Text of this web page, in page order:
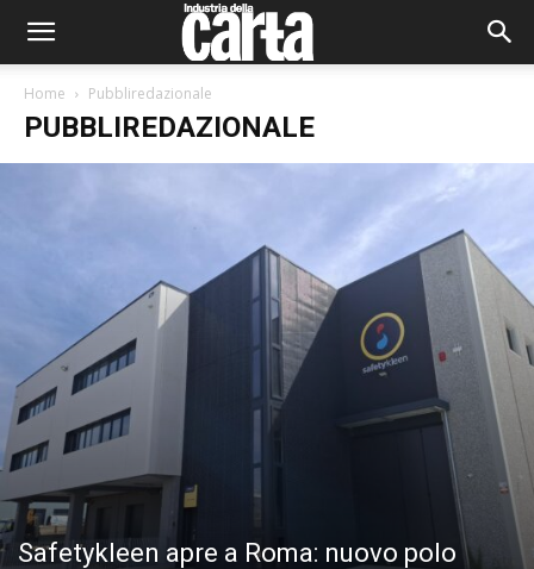
Home Pubbliredazionale
PUBBLIREDAZIONALE
Safetykleen apre a Roma: nuovo polo